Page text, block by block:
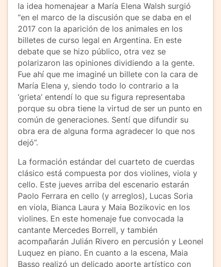
la idea homenajear a María Elena Walsh surgió
“en el marco de la discusión que se daba en el
2017 con la aparición de los animales en los
billetes de curso legal en Argentina. En este
debate que se hizo público, otra vez se
polarizaron las opiniones dividiendo a la gente.
Fue ahí que me imaginé un billete con la cara de
María Elena y, siendo todo lo contrario a la
‘grieta’ entendí lo que su figura representaba
porque su obra tiene la virtud de ser un punto en
común de generaciones. Sentí que difundir su
obra era de alguna forma agradecer lo que nos
dejó”.
La formación estándar del cuarteto de cuerdas
clásico está compuesta por dos violines, viola y
cello. Este jueves arriba del escenario estarán
Paolo Ferrara en cello (y arreglos), Lucas Soria
en viola, Bianca Laura y Maia Bozikovic en los
violines. En este homenaje fue convocada la
cantante Mercedes Borrell, y también
acompañarán Julián Rivero en percusión y Leonel
Luquez en piano. En cuanto a la escena, Maia
Basso realizó un delicado aporte artístico con